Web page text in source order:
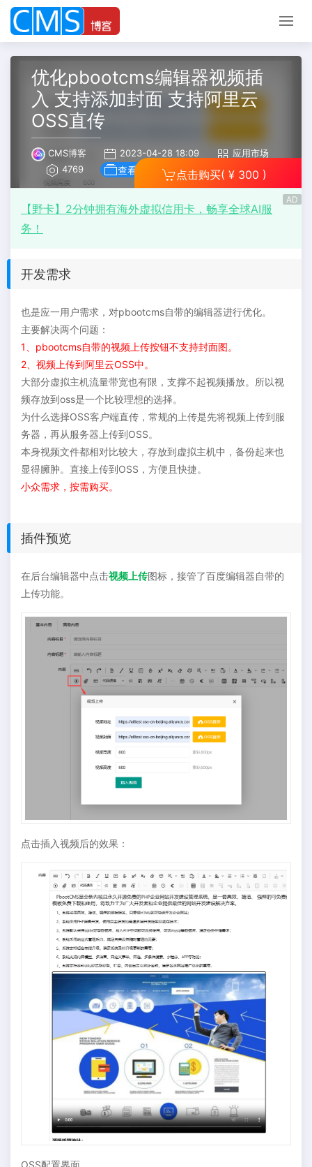
优化pbootcms编辑器视频插
入 支持添加封面 支持阿里云
OSS直传
CMS博客 2023-04-28 18:09
应用市场
4769
查看手册 点击购买( ¥ 300 )
AD
【野卡】2分钟拥有海外虚拟信用卡，畅享全球AI服
务！
开发需求
也是应一用户需求，对pbootcms自带的编辑器进行优化。
主要解决两个问题：
1、pbootcms自带的视频上传按钮不支持封面图。
2、视频上传到阿里云OSS中。
大部分虚拟主机流量带宽也有限，支撑不起视频播放。所以视
频存放到oss是一个比较理想的选择。
为什么选择OSS客户端直传，常规的上传是先将视频上传到服
务器，再从服务器上传到OSS。
本身视频文件都相对比较大，存放到虚拟主机中，备份起来也
显得臃肿。直接上传到OSS，方便且快捷。
小众需求，按需购买。
插件预览
在后台编辑器中点击视频上传图标，接管了百度编辑器自带的
上传功能。
点击插入视频后的效果：
OSS配置界面